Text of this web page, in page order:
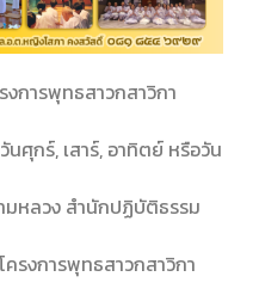
การพุทธสาวกสาวิกา
ศุกร์, เสาร์, อาทิตย์ หรือวัน
มหลวง สำนักปฏิบัติธรรม
รงการพุทธสาวกสาวิกา